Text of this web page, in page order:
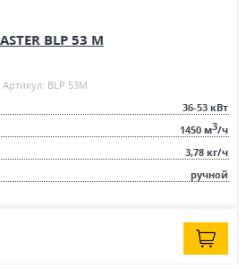
BLP 53 M
Артикул: BLP 53M
36-53 кВт
1450 м3/ч
3,78 кг/ч
ручной